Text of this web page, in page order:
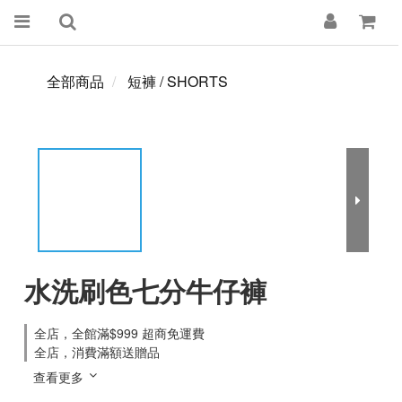
全部商品 短褲 / SHORTS
水洗刷色七分牛仔褲
全店，全館滿$999 超商免運費
全店，消費滿額送贈品
查看更多